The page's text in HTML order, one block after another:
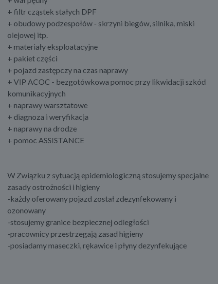
+ filtr cząstek stałych DPF
+ obudowy podzespołów - skrzyni biegów, silnika, miski
olejowej itp.
+ materiały eksploatacyjne
+ pakiet części
+ pojazd zastępczy na czas naprawy
+ VIP ACOC - bezgotówkowa pomoc przy likwidacji szkód
komunikacyjnych
+ naprawy warsztatowe
+ diagnoza i weryfikacja
+ naprawy na drodze
+ pomoc ASSISTANCE
W Związku z sytuacją epidemiologiczną stosujemy specjalne
zasady ostrożności i higieny
-każdy oferowany pojazd został zdezynfekowany i
ozonowany
-stosujemy granice bezpiecznej odległości
-pracownicy przestrzegają zasad higieny
-posiadamy maseczki, rękawice i płyny dezynfekujące